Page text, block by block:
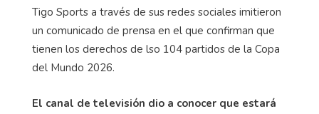
Tigo Sports a través de sus redes sociales imitieron
un comunicado de prensa en el que confirman que
tienen los derechos de lso 104 partidos de la Copa
del Mundo 2026.
El canal de televisión dio a conocer que estará